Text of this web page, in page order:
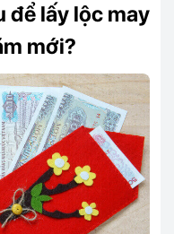
để lấy lộc may
mới?